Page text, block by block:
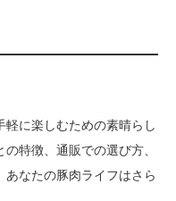
軽に楽しむための素晴らし
特徴、通販での選び方、
なたの豚肉ライフはさら